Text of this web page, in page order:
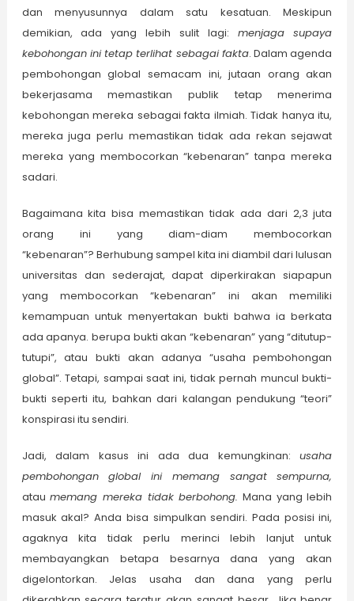
dan menyusunnya dalam satu kesatuan. Meskipun
demikian, ada yang lebih sulit lagi: menjaga supaya
kebohongan ini tetap terlihat sebagai fakta. Dalam agenda
pembohongan global semacam ini, jutaan orang akan
bekerjasama memastikan publik tetap menerima
kebohongan mereka sebagai fakta ilmiah. Tidak hanya itu,
mereka juga perlu memastikan tidak ada rekan sejawat
mereka yang membocorkan “kebenaran” tanpa mereka
sadari.
Bagaimana kita bisa memastikan tidak ada dari 2,3 juta
orang ini yang diam-diam membocorkan
“kebenaran”? Berhubung sampel kita ini diambil dari lulusan
universitas dan sederajat, dapat diperkirakan siapapun
yang membocorkan “kebenaran” ini akan memiliki
kemampuan untuk menyertakan bukti bahwa ia berkata
ada apanya. berupa bukti akan “kebenaran” yang “ditutup-
tutupi”, atau bukti akan adanya “usaha pembohongan
global”. Tetapi, sampai saat ini, tidak pernah muncul bukti-
bukti seperti itu, bahkan dari kalangan pendukung “teori”
konspirasi itu sendiri.
Jadi, dalam kasus ini ada dua kemungkinan:usaha
pembohongan global ini memang sangat sempurna,
ataumemang mereka tidak berbohong. Mana yang lebih
masuk akal? Anda bisa simpulkan sendiri. Pada posisi ini,
agaknya kita tidak perlu merinci lebih lanjut untuk
membayangkan betapa besarnya dana yang akan
digelontorkan. Jelas usaha dan dana yang perlu